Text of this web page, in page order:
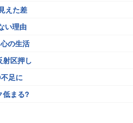
えた差
い理由
の生活
射区押し
足に
低まる?